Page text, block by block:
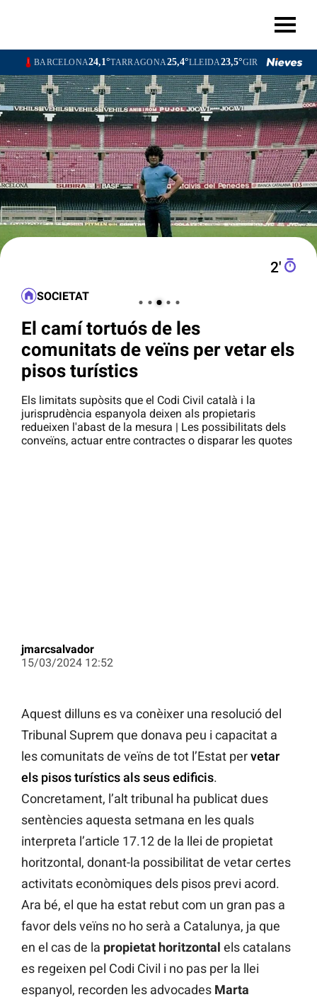
BARCELONA24,1°TARRAGONA25,4°LLEIDA23,5°GIRONA21,0°
LLUM (PVPC) 0,18109€/kWh
GAS (MIBGAS) 0,05584€/kWh
Actualitzat:06:31
2′
SOCIETAT
El camí tortuós de les
comunitats de veïns per vetar els
pisos turístics
Els limitats supòsits que el Codi Civil català i la
jurisprudència espanyola deixen als propietaris
redueixen l'abast de la mesura | Les possibilitats dels
conveïns, actuar entre contractes o disparar les quotes
jmarcsalvador
15/03/2024 12:52
Aquest dilluns es va conèixer una resolució del
Tribunal Suprem que donava peu i capacitat a
les comunitats de veïns de tot l’Estat pervetar
els pisos turístics als seus edificis.
Concretament, l’alt tribunal ha publicat dues
sentències aquesta setmana en les quals
interpreta l’article 17.12 de la llei de propietat
horitzontal, donant-la possibilitat de vetar certes
activitats econòmiques dels pisos previ acord.
Ara bé, el que ha estat rebut com un gran pas a
favor dels veïns no ho serà a Catalunya, ja que
en el cas de la propietat horitzontal els catalans
es regeixen pel Codi Civil i no pas per la llei
espanyol, recorden les advocades Marta